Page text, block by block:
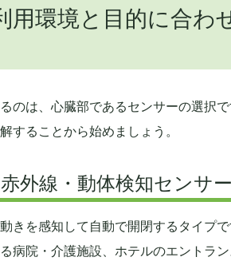
用環境と目的に合わ
のは、心臓部であるセンサーの選択
することから始めましょう。
外線・動体検知センサー
きを感知して自動で開閉するタイプ
病院・介護施設、ホテルのエントラ